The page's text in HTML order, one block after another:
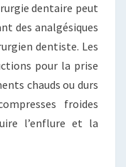
dentaire peut
des analgésiques
dentiste. Les
pour la prise
chauds ou durs
froides
l’enflure et la